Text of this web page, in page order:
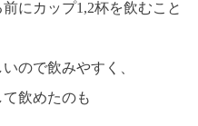
にカップ1,2杯を飲むこと
ので飲みやすく、
飲めたのも